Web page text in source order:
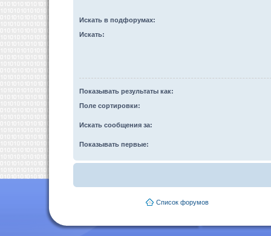
Искать в подфорумах:
Искать:
Показывать результаты как:
Поле сортировки:
Искать сообщения за:
Показывать первые:
Список форумов